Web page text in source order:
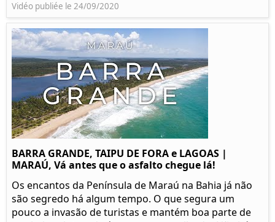
Vidéo publiée le 24/09/2020
BARRA GRANDE, TAIPU DE FORA e LAGOAS |
MARAÚ, Vá antes que o asfalto chegue lá!
Os encantos da Península de Maraú na Bahia já não
são segredo há algum tempo. O que segura um
pouco a invasão de turistas e mantém boa parte de